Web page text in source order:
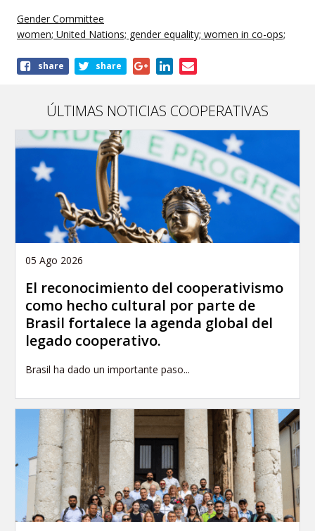
Gender Committee
women; United Nations; gender equality; women in co-ops;
Shareshare share
ÚLTIMAS NOTICIAS COOPERATIVAS
05 Ago 2026
El reconocimiento del cooperativismo
como hecho cultural por parte de
Brasil fortalece la agenda global del
legado cooperativo.
Brasil ha dado un importante paso...